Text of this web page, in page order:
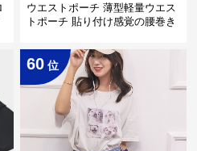
ウエストポーチ 薄型軽量ウエス
トポーチ 貼り付け感覚の腰巻き
60 位